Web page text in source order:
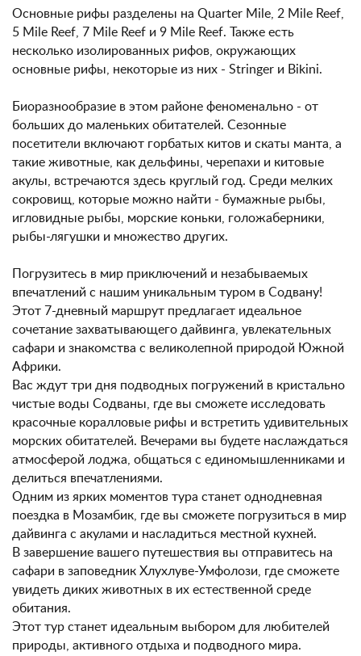
Основные рифы разделены на Quarter Mile, 2 Mile Reef,
5 Mile Reef, 7 Mile Reef и 9 Mile Reef. Также есть
несколько изолированных рифов, окружающих
основные рифы, некоторые из них - Stringer и Bikini.
Биоразнообразие в этом районе феноменально - от
больших до маленьких обитателей. Сезонные
посетители включают горбатых китов и скаты манта, а
такие животные, как дельфины, черепахи и китовые
акулы, встречаются здесь круглый год. Среди мелких
сокровищ, которые можно найти - бумажные рыбы,
игловидные рыбы, морские коньки, голожаберники,
рыбы-лягушки и множество других.
Погрузитесь в мир приключений и незабываемых
впечатлений с нашим уникальным туром в Содвану!
Этот 7-дневный маршрут предлагает идеальное
сочетание захватывающего дайвинга, увлекательных
сафари и знакомства с великолепной природой Южной
Африки.
Вас ждут три дня подводных погружений в кристально
чистые воды Содваны, где вы сможете исследовать
красочные коралловые рифы и встретить удивительных
морских обитателей. Вечерами вы будете наслаждаться
атмосферой лоджа, общаться с единомышленниками и
делиться впечатлениями.
Одним из ярких моментов тура станет однодневная
поездка в Мозамбик, где вы сможете погрузиться в мир
дайвинга с акулами и насладиться местной кухней.
В завершение вашего путешествия вы отправитесь на
сафари в заповедник Хлухлуве-Умфолози, где сможете
увидеть диких животных в их естественной среде
обитания.
Этот тур станет идеальным выбором для любителей
природы, активного отдыха и подводного мира.